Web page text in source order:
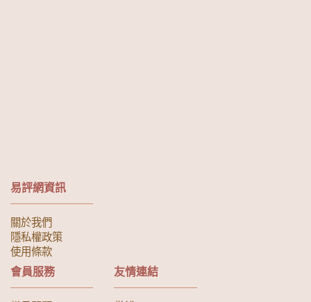
易評網資訊
關於我們
隱私權政策
使用條款
會員服務 友情連結